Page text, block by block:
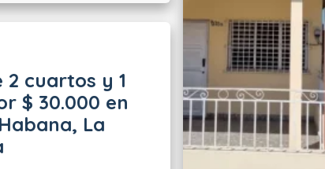
2 cuartos y 1
$ 30.000 en
La